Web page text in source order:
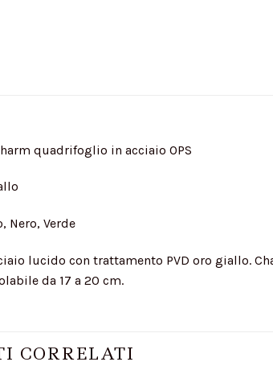
quadrifoglio in acciaio OPS
Nero, Verde
lucido con trattamento PVD oro giallo.
da 17 a 20 cm.
CORRELATI